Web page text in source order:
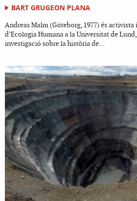
BART GRUGEON PLANA
Andreas Malm (Göteborg, 1977) és activista
d’Ecologia Humana a la Universitat de
investigació sobre la història de...